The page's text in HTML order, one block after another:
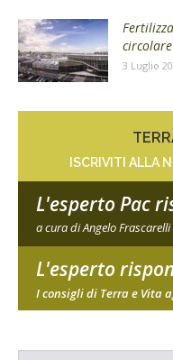
3 Luglio
ISCRIVITI ALLA
L'esperto Pac
a cura di Angelo Frascarelli
L'esperto
I consigli di Terra e Vita